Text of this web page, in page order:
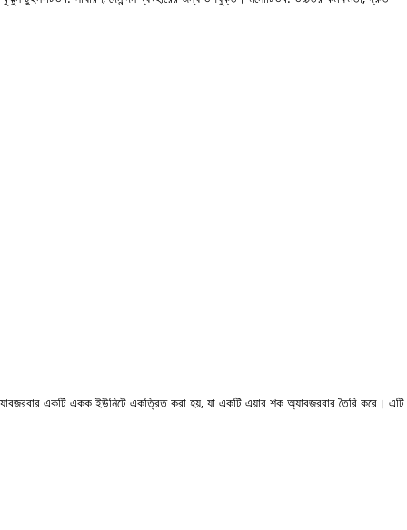
একটি একক ইউনিটে একত্রিত করা হয়, যা একটি এয়ার শক অ্যাবজরবার তৈরি করে। এটি